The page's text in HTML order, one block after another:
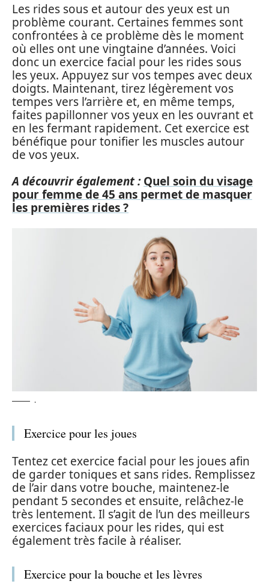
Les rides sous et autour des yeux est un
problème courant. Certaines femmes sont
confrontées à ce problème dès le moment
où elles ont une vingtaine d’années. Voici
donc un exercice facial pour les rides sous
les yeux. Appuyez sur vos tempes avec deux
doigts. Maintenant, tirez légèrement vos
tempes vers l’arrière et, en même temps,
faites papillonner vos yeux en les ouvrant et
en les fermant rapidement. Cet exercice est
bénéfique pour tonifier les muscles autour
de vos yeux.
A découvrir également : Quel soin du visage
pour femme de 45 ans permet de masquer
les premières rides ?
.
Exercice pour les joues
Tentez cet exercice facial pour les joues afin
de garder toniques et sans rides. Remplissez
de l’air dans votre bouche, maintenez-le
pendant 5 secondes et ensuite, relâchez-le
très lentement. Il s’agit de l’un des meilleurs
exercices faciaux pour les rides, qui est
également très facile à réaliser.
Exercice pour la bouche et les lèvres